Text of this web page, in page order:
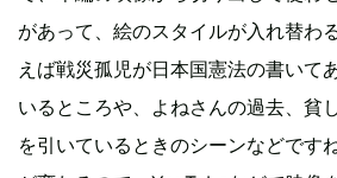
があって、絵のスタイルが入れ替わ
えば戦災孤児が日本国憲法の書いて
いるところや、よねさんの過去、貧
を引いているときのシーンなどです